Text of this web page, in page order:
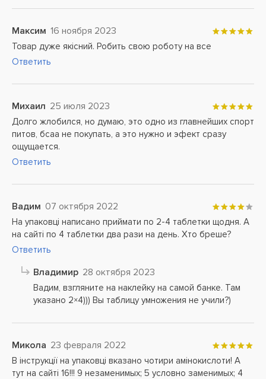
Максим 16 ноября 2023
Товар дуже якісний. Робить свою роботу на все
Ответить
Михаил 25 июля 2023
Долго жлобился, но думаю, это одно из главнейших спорт
питов, бсаа не покупать, а это нужно и эфект сразу
ощущается.
Ответить
Вадим 07 октября 2022
На упаковці написано приймати по 2-4 таблетки щодня. А
на сайті по 4 таблетки два рази на день. Хто бреше?
Ответить
Владимир 28 октября 2023
Вадим, взгляните на наклейку на самой банке. Там
указано 2×4))) Вы таблицу умножения не учили?)
Микола 23 февраля 2022
В інструкції на упаковці вказано чотири амінокислоти! А
тут на сайті 16!!! 9 незаменимых; 5 условно заменимых; 4